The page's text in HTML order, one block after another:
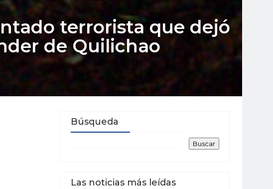
terrorista que dejó
de Quilichao
Búsqueda
Las noticias más leídas